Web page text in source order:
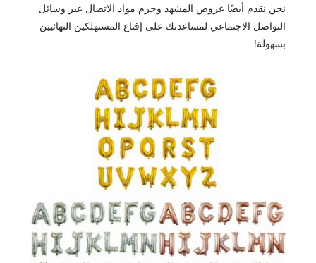
نحن نقدم أيضًا عروض المشهد وحزم مواد الاتصال عبر وسائل
التواصل الاجتماعي لمساعدتك على إقناع المستهلكين النهائيين
بسهولة!